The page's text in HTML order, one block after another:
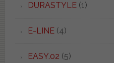
DURASTYLE(1)
E-LINE(4)
EASY.02 (5)